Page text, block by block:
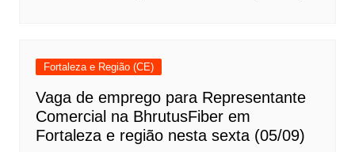
Fortaleza e Região (CE)
Vaga de emprego para Representante
Comercial na BhrutusFiber em
Fortaleza e região nesta sexta (05/09)